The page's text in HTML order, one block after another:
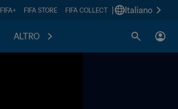
FIFA+ FIFA STORE FIFA COLLECT Italiano
ALTRO